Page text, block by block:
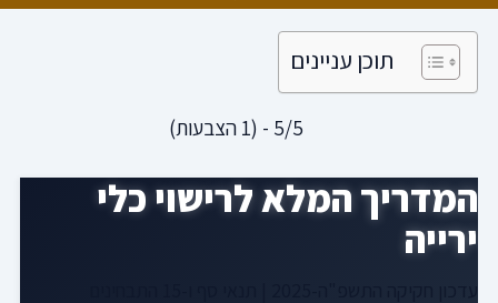
עתירה מנהלית
תוכן עניינים
5/5 - (1 הצבעות)
המדריך המלא לרישוי כלי
ירייה